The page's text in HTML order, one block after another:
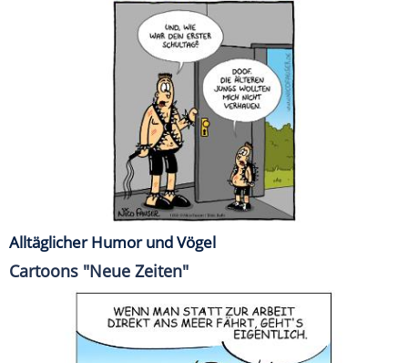
Alltäglicher Humor und Vögel
Cartoons "Neue Zeiten"